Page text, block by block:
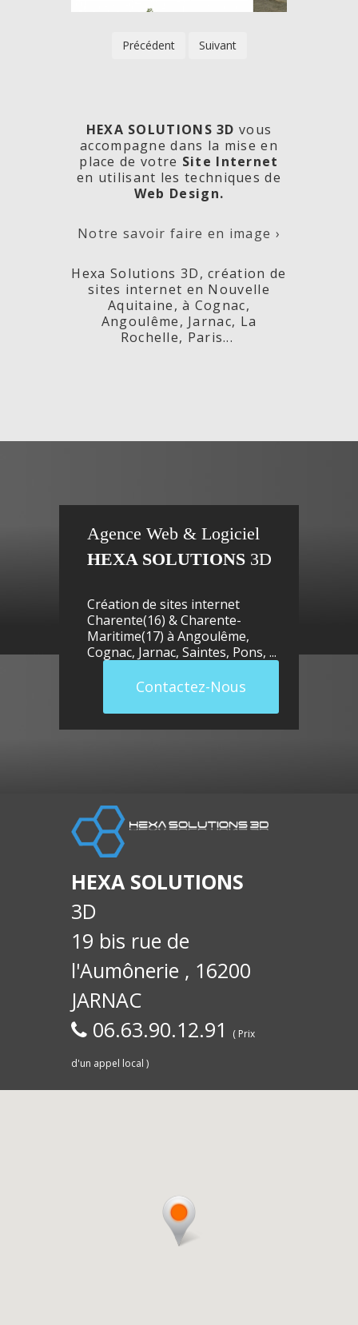
Les
Maguy -
Commerce,
Saintes
Précédent Suivant
HEXA SOLUTIONS 3D vous
accompagne dans la mise en
place de votre Site Internet
en utilisant les techniques de
Web Design.
Notre savoir faire en image ›
Hexa Solutions 3D, création de
sites internet en Nouvelle
Aquitaine, à Cognac,
Angoulême, Jarnac, La
Rochelle, Paris...
Agence Web & Logiciel
HEXA SOLUTIONS 3D
Création de sites internet
Charente(16) & Charente-
Maritime(17) à Angoulême,
Cognac, Jarnac, Saintes, Pons, ...
Contactez-Nous
HEXA SOLUTIONS
3D
19 bis rue de
l'Aumônerie , 16200
JARNAC
06.63.90.12.91
( Prix
d'un appel local )